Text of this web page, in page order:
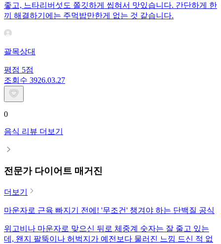
좋고, 느타리버섯도 쫄깃하게 씹혀서 맛있습니다. 간단하게 한
끼 해결하기에는 주먹밥만한게 없는 것 같습니다.
괄목상대
평점 5점
조회수 3926.03.27
0
음식 리뷰 더보기
전문가 다이어트 매거진
더보기
마운자로 근육 빠지기 전에! '무조건' 챙겨야 하는 단백질 공식
위고비나 마운자로 맞으신 뒤로 체중계 숫자는 잘 줄고 있는
데, 왠지 팔뚝이나 허벅지가 예전보다 물러진 느낌 드신 적 없